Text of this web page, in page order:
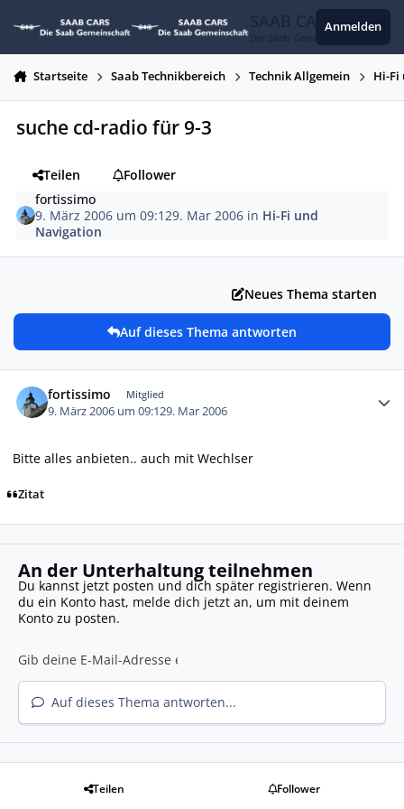
SAAB CARS
Die Saab Gemeinschaft
Anmelden
Startseite Saab Technikbereich Technik Allgemein Hi-Fi
suche cd-radio für 9-3
Teilen
Follower
fortissimo
9. März 2006 um 09:129. Mar 2006 in Hi-Fi und
Navigation
Neues Thema starten
Auf dieses Thema antworten
fortissimo Mitglied
9. März 2006 um 09:129. Mar 2006
Bitte alles anbieten.. auch mit Wechlser
Zitat
An der Unterhaltung teilnehmen
Du kannst jetzt posten und dich später registrieren. Wenn
du ein Konto hast, melde dich jetzt an, um mit deinem
Konto zu posten.
Auf dieses Thema antworten...
Teilen Follower